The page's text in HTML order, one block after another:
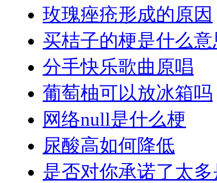
玫瑰痤疮形成的原因
买桔子的梗是什么意
分手快乐歌曲原唱
葡萄柚可以放冰箱吗
网络null是什么梗
尿酸高如何降低
是否对你承诺了太